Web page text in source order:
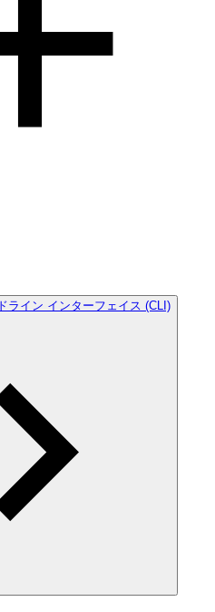
ライン インターフェイス (CLI)